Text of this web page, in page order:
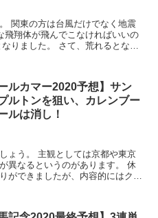
関東の方は台風だけでなく地震
て、荒れるとなる
ールカマー2020予想】サン
ルトンを狙い、カレンブー
ルは消し！
京都や東京
なるというのがあります。 休
ができましたが、内容的にはクロ